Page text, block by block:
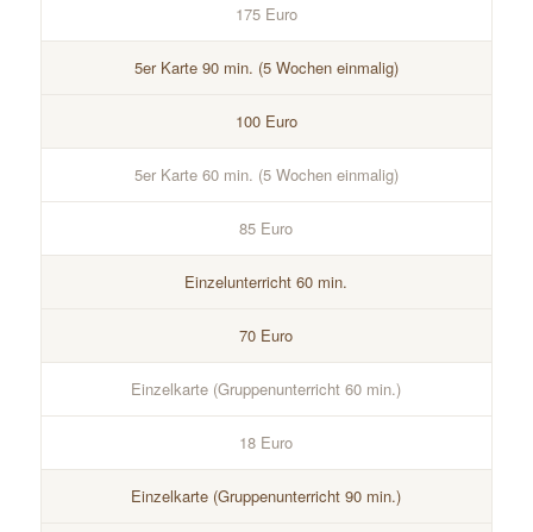
175 Euro
5er Karte 90 min. (5 Wochen einmalig)
100 Euro
5er Karte 60 min. (5 Wochen einmalig)
85 Euro
Einzelunterricht 60 min.
70 Euro
Einzelkarte (Gruppenunterricht 60 min.)
18 Euro
Einzelkarte (Gruppenunterricht 90 min.)